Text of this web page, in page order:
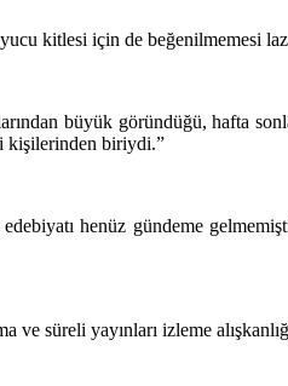
kitlesi için de beğenilmemesi
büyük göründüğü, hafta
kişilerinden biriydi.”
henüz gündeme
süreli yayınları izleme